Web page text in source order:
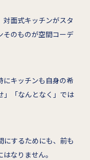
面式キッチンがスタ
そのものが空間コーデ
にキッチンも自身の希
」「なんとなく」では
にするためにも、前も
なりません。